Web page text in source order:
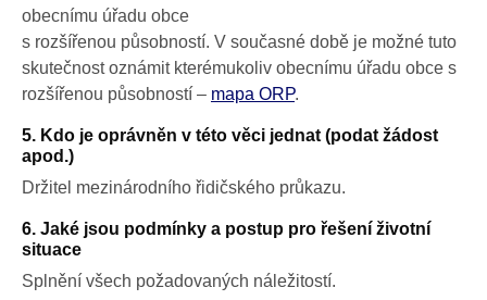
obecnímu úřadu obce
s rozšířenou působností. V současné době je možné tuto
skutečnost oznámit kterémukoliv obecnímu úřadu obce s
rozšířenou působností – mapa ORP.
5. Kdo je oprávněn v této věci jednat (podat žádost
apod.)
Držitel mezinárodního řidičského průkazu.
6. Jaké jsou podmínky a postup pro řešení životní
situace
Splnění všech požadovaných náležitostí.